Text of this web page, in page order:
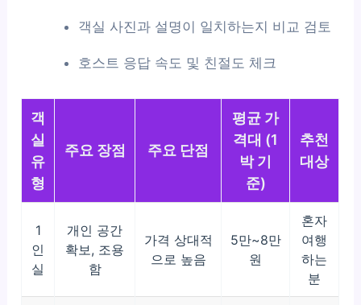
객실 사진과 설명이 일치하는지 비교 검토
호스트 응답 속도 및 친절도 체크
객
실
유
형
주요 장점 주요 단점
평균 가
격대 (1
박 기
준)
추천
대상
1
인
실
개인 공간
확보, 조용
함
가격 상대적
으로 높음
5만~8만
원
혼자
여행
하는
분